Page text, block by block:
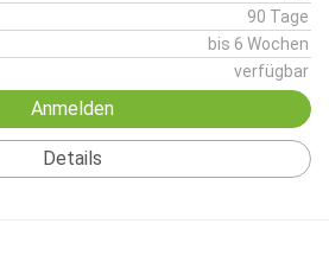
90 Tage
bis 6 Wochen
verfügbar
Anmelden
Details